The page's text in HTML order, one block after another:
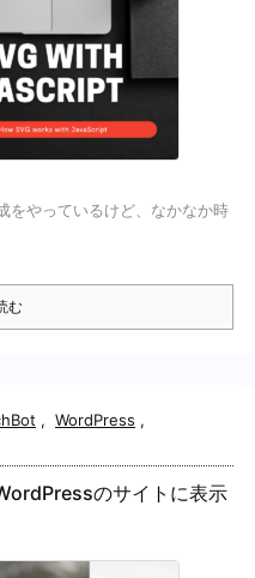
をやっているけど、なかなか時
む
, WordPress ,
のサイトに表示